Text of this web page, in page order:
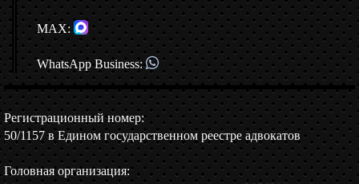
MAX:
WhatsApp Business:
Регистрационный номер:
50/1157 в Едином государственном реестре адвокатов
Головная организация: